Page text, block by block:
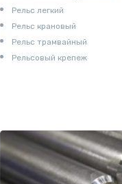
Рельс легкий
Рельс крановый
Рельс трамвайный
Рельсовый крепеж